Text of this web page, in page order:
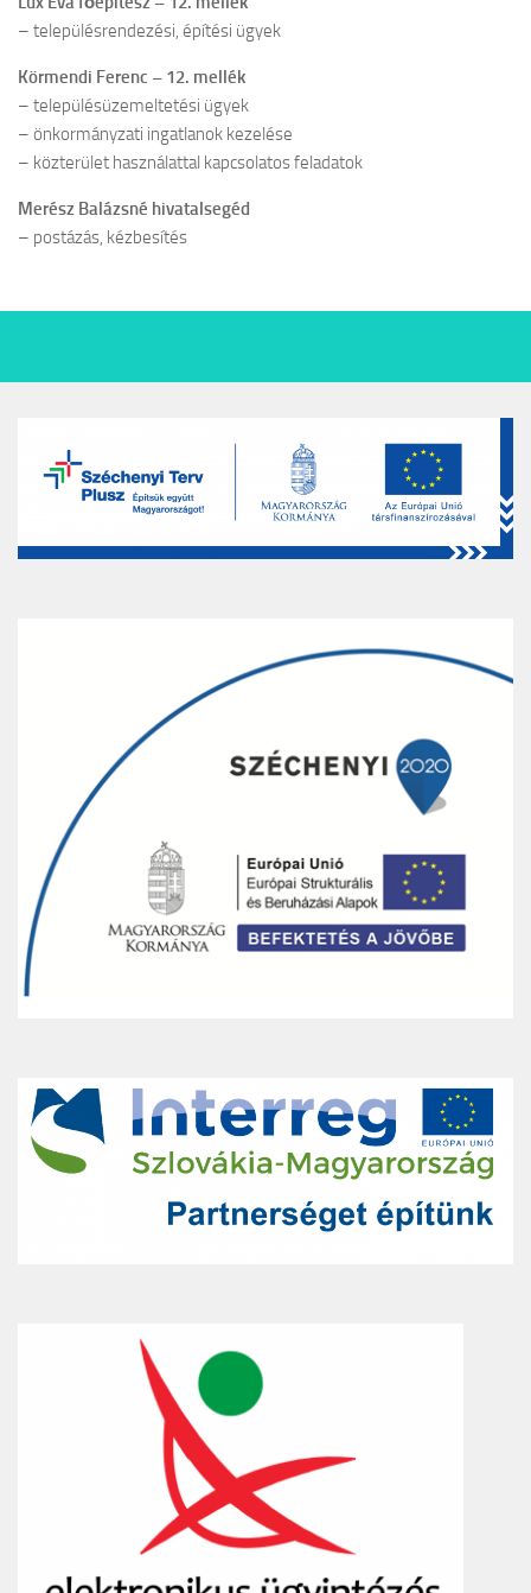
– településrendezési, építési ügyek
Körmendi Ferenc – 12. mellék
– településüzemeltetési ügyek
– önkormányzati ingatlanok kezelése
– közterület használattal kapcsolatos feladatok
Merész Balázsné hivatalsegéd
– postázás, kézbesítés